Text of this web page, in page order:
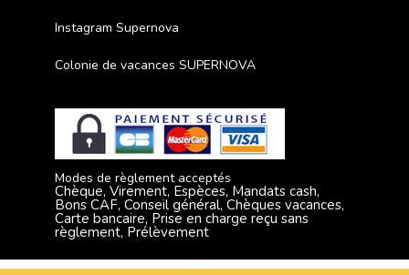
Instagram Supernova
Colonie de vacances SUPERNOVA
Modes de règlement acceptés
Chèque, Virement, Espèces, Mandats cash,
Bons CAF, Conseil général, Chèques vacances,
Carte bancaire, Prise en charge reçu sans
règlement, Prélèvement